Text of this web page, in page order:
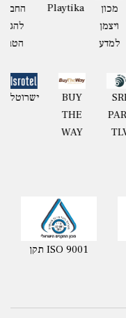
SCOPELY Playtika
מכון
ויצמן
למדע
MONKEYTECH
BUY
WAY
תקן ISO 9001